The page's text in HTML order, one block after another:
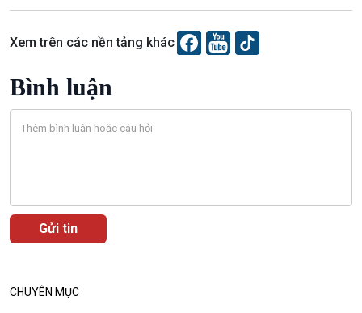
Chuyện đêm
Xem trên các nền tảng khác
Bình luận
CHUYÊN MỤC